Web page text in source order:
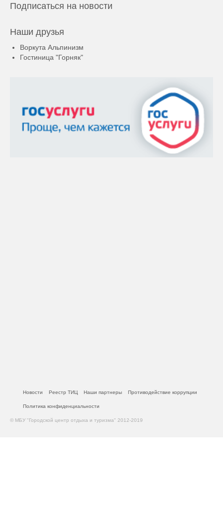
Подписаться на новости
Наши друзья
Воркута Альпинизм
Гостиница "Горняк"
Новости Реестр ТИЦ Наши партнеры Противодействие коррупции
Политика конфиденциальности
© МБУ "Городской центр отдыха и туризма" 2012-2019